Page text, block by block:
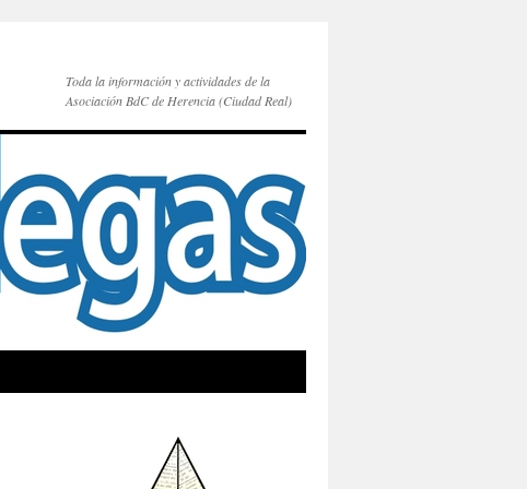
Toda la información y actividades de la
Asociación BdC de Herencia (Ciudad Real)